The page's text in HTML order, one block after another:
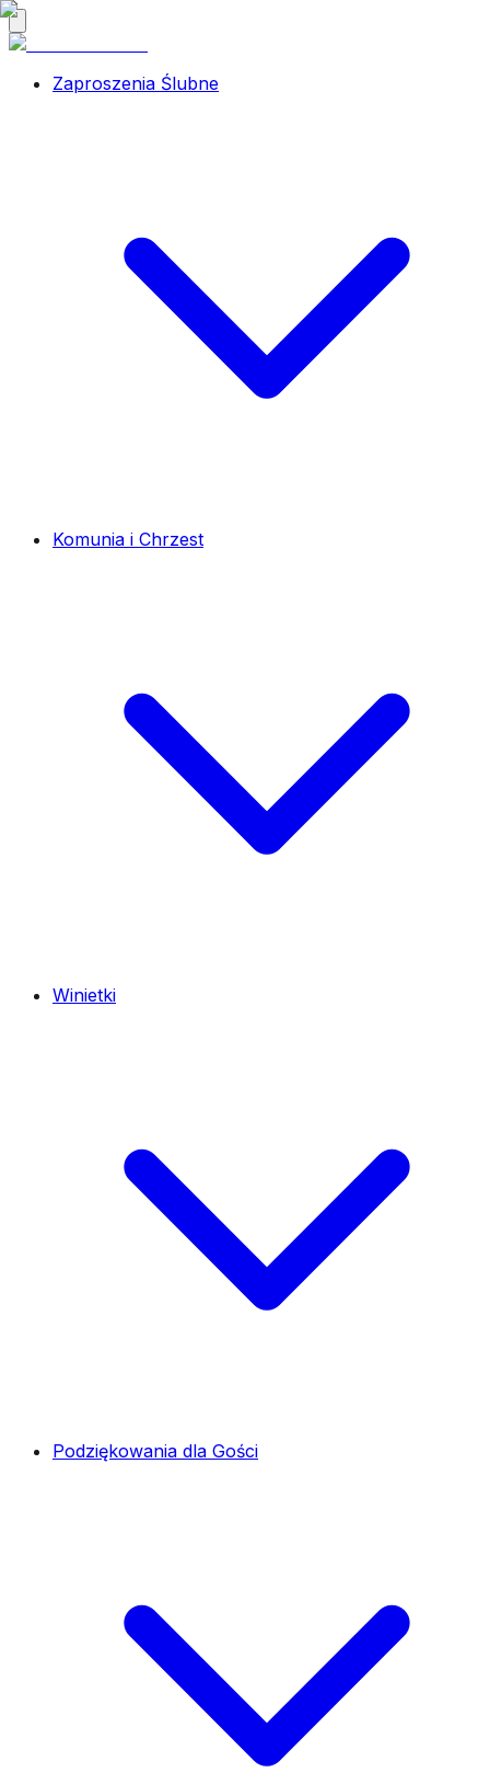
Zaproszenia Ślubne
Komunia i Chrzest
Winietki
Podziękowania dla Gości